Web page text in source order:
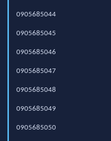
0905685044
0905685045
0905685046
0905685047
0905685048
0905685049
0905685050